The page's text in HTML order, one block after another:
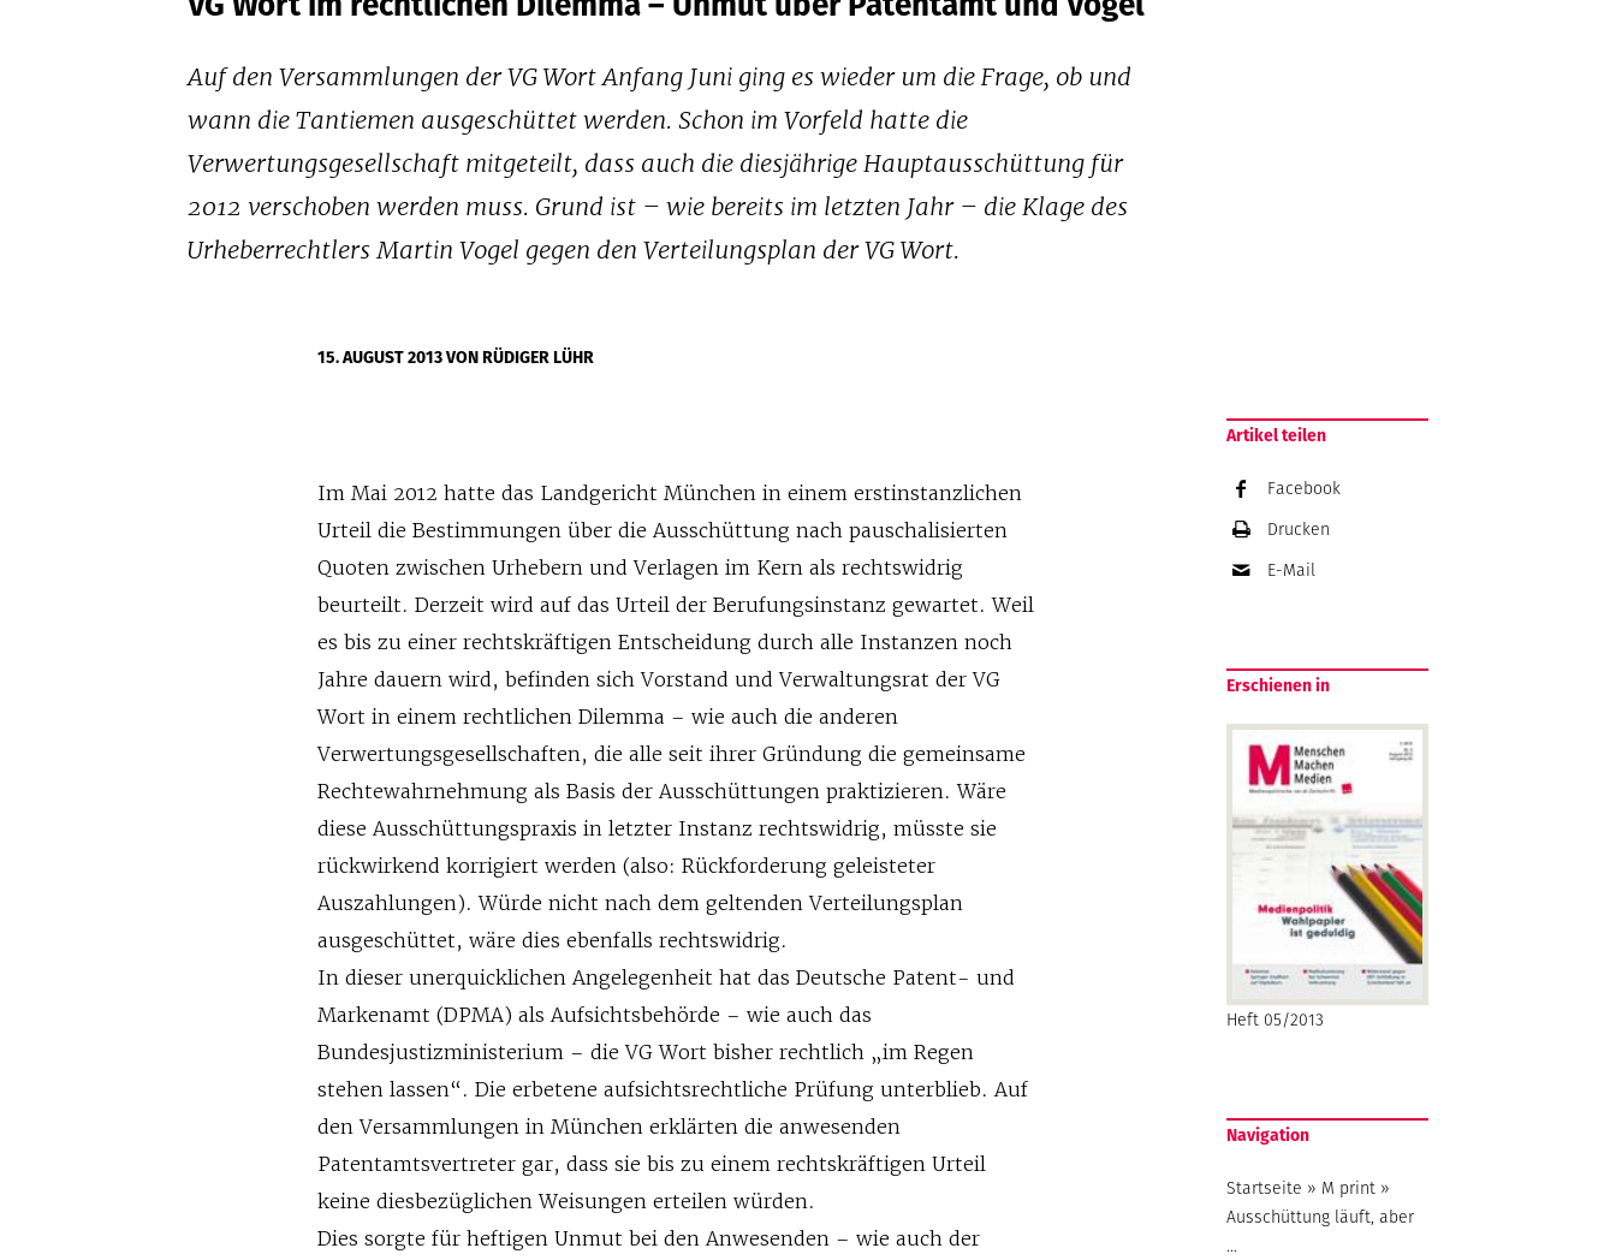
Auf den Versammlungen der VG Wort Anfang Juni ging es wieder um die Frage, ob und
wann die Tantiemen ausgeschüttet werden. Schon im Vorfeld hatte die
Verwertungsgesellschaft mitgeteilt, dass auch die diesjährige Hauptausschüttung für
2012 verschoben werden muss. Grund ist – wie bereits im letzten Jahr – die Klage des
Urheberrechtlers Martin Vogel gegen den Verteilungsplan der VG Wort.
15. AUGUST 2013VON RÜDIGER LÜHR
Im Mai 2012 hatte das Landgericht München in einem erstinstanzlichen
Urteil die Bestimmungen über die Ausschüttung nach pauschalisierten
Quoten zwischen Urhebern und Verlagen im Kern als rechtswidrig
beurteilt. Derzeit wird auf das Urteil der Berufungsinstanz gewartet. Weil
es bis zu einer rechtskräftigen Entscheidung durch alle Instanzen noch
Jahre dauern wird, befinden sich Vorstand und Verwaltungsrat der VG
Wort in einem rechtlichen Dilemma – wie auch die anderen
Verwertungsgesellschaften, die alle seit ihrer Gründung die gemeinsame
Rechtewahrnehmung als Basis der Ausschüttungen praktizieren. Wäre
diese Ausschüttungspraxis in letzter Instanz rechtswidrig, müsste sie
rückwirkend korrigiert werden (also: Rückforderung geleisteter
Auszahlungen). Würde nicht nach dem geltenden Verteilungsplan
ausgeschüttet, wäre dies ebenfalls rechtswidrig.
In dieser unerquicklichen Angelegenheit hat das Deutsche Patent- und
Markenamt (DPMA) als Aufsichtsbehörde – wie auch das
Bundesjustizministerium – die VG Wort bisher rechtlich „im Regen
stehen lassen“. Die erbetene aufsichtsrechtliche Prüfung unterblieb. Auf
den Versammlungen in München erklärten die anwesenden
Patentamtsvertreter gar, dass sie bis zu einem rechtskräftigen Urteil
keine diesbezüglichen Weisungen erteilen würden.
Dies sorgte für heftigen Unmut bei den Anwesenden – wie auch der
Artikel teilen
Facebook
Drucken
E-Mail
Erschienen in
Heft 05/2013
Navigation
Startseite » M print »
Ausschüttung läuft, aber
…